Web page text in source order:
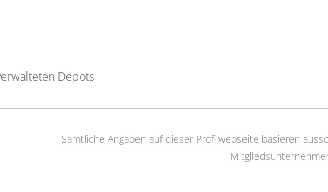
Depots
Sämtliche Angaben auf dieser Profilwebseite basieren